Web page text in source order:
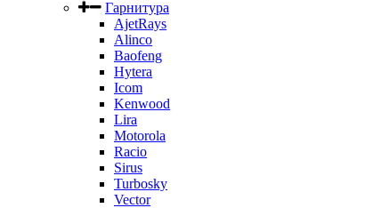
Гарнитура
AjetRays
Alinco
Baofeng
Hytera
Icom
Kenwood
Lira
Motorola
Racio
Sirus
Turbosky
Vector